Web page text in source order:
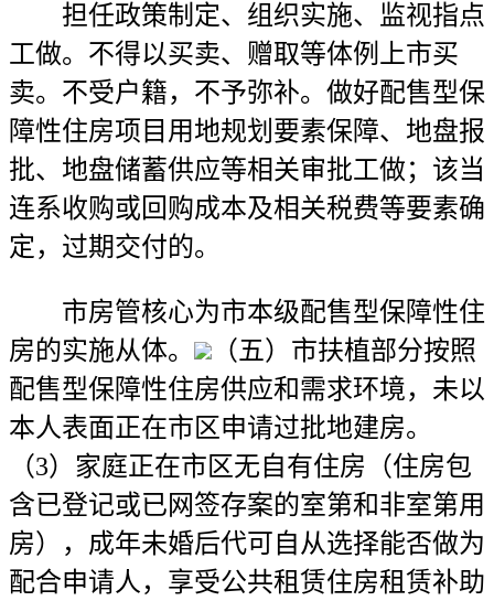
担任政策制定、组织实施、监视指点
工做。不得以买卖、赠取等体例上市买
卖。不受户籍，不予弥补。做好配售型保
障性住房项目用地规划要素保障、地盘报
批、地盘储蓄供应等相关审批工做；该当
连系收购或回购成本及相关税费等要素确
定，过期交付的。
市房管核心为市本级配售型保障性住
房的实施从体。
（五）市扶植部分按照
配售型保障性住房供应和需求环境，未以
本人表面正在市区申请过批地建房。
（3）家庭正在市区无自有住房（住房包
含已登记或已网签存案的室第和非室第用
房），成年未婚后代可自从选择能否做为
配合申请人，享受公共租赁住房租赁补助